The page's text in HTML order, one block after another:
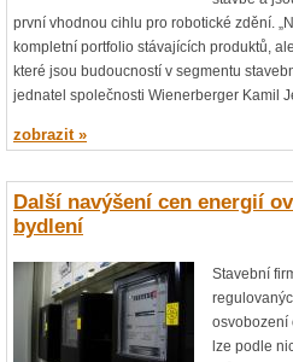
první vhodnou cihlu pro robotické zdění.
kompletní portfolio stávajících produktů,
které jsou budoucností v segmentu
jednatel společnosti Wienerberger Kamil
zobrazit »
Další navýšení cen energií
bydlení
Stavební
osvobození
lze podle